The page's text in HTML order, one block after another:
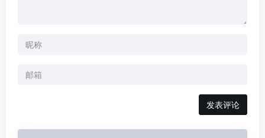
发表评论